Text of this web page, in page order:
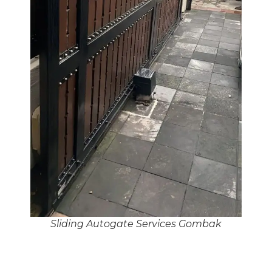
Sliding Autogate Services Gombak